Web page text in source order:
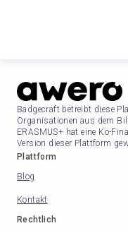
Badgecraft betreibt diese
Organisationen aus dem
ERASMUS+ hat eine Ko-
Version dieser Plattform
Plattform
Blog
Kontakt
Rechtlich